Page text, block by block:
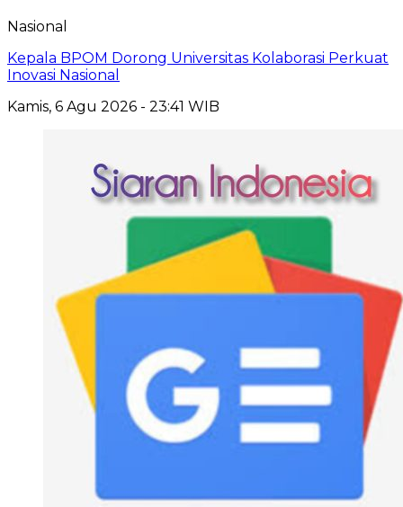
Nasional
Kepala BPOM Dorong Universitas Kolaborasi Perkuat
Inovasi Nasional
Kamis, 6 Agu 2026 - 23:41 WIB